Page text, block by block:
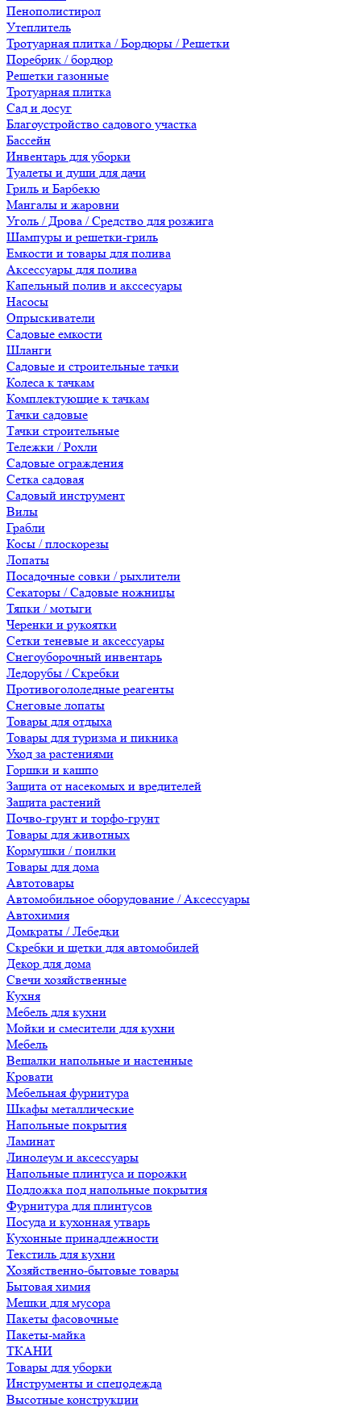
Пенополистирол
Утеплитель
Тротуарная плитка / Бордюры / Решетки
Поребрик / бордюр
Решетки газонные
Тротуарная плитка
Сад и досуг
Благоустройство садового участка
Бассейн
Инвентарь для уборки
Туалеты и души для дачи
Гриль и Барбекю
Мангалы и жаровни
Уголь / Дрова / Средство для розжига
Шампуры и решетки-гриль
Емкости и товары для полива
Аксессуары для полива
Капельный полив и акссесуары
Насосы
Опрыскиватели
Садовые емкости
Шланги
Садовые и строительные тачки
Колеса к тачкам
Комплектующие к тачкам
Тачки садовые
Тачки строительные
Тележки / Рохли
Садовые ограждения
Сетка садовая
Садовый инструмент
Вилы
Грабли
Косы / плоскорезы
Лопаты
Посадочные совки / рыхлители
Секаторы / Садовые ножницы
Тяпки / мотыги
Черенки и рукоятки
Сетки теневые и аксессуары
Снегоуборочный инвентарь
Ледорубы / Скребки
Противогололедные реагенты
Снеговые лопаты
Товары для отдыха
Товары для туризма и пикника
Уход за растениями
Горшки и кашпо
Защита от насекомых и вредителей
Защита растений
Почво-грунт и торфо-грунт
Товары для животных
Кормушки / поилки
Товары для дома
Автотовары
Автомобильное оборудование / Аксессуары
Автохимия
Домкраты / Лебедки
Скребки и щетки для автомобилей
Декор для дома
Свечи хозяйственные
Кухня
Мебель для кухни
Мойки и смесители для кухни
Мебель
Вешалки напольные и настенные
Кровати
Мебельная фурнитура
Шкафы металлические
Напольные покрытия
Ламинат
Линолеум и аксессуары
Напольные плинтуса и порожки
Подложка под напольные покрытия
Фурнитура для плинтусов
Посуда и кухонная утварь
Кухонные принадлежности
Текстиль для кухни
Хозяйственно-бытовые товары
Бытовая химия
Мешки для мусора
Пакеты фасовочные
Пакеты-майка
ТКАНИ
Товары для уборки
Инструменты и спецодежда
Высотные конструкции